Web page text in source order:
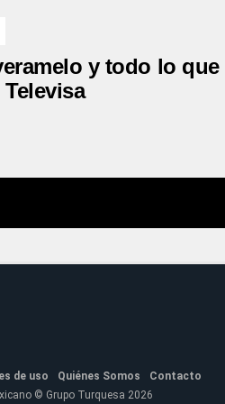
y todo lo que
de uso Quiénes Somos
Contacto
© Grupo Turquesa 2026